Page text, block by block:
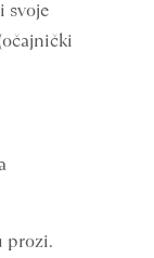
svoje
prozi.